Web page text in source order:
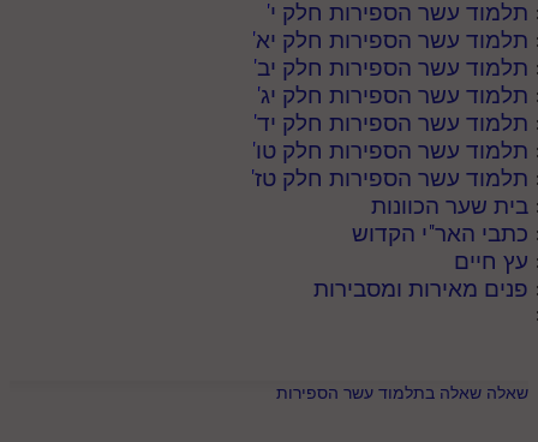
תלמוד עשר הספירות חלק י'
תלמוד עשר הספירות חלק יא'
תלמוד עשר הספירות חלק יב'
תלמוד עשר הספירות חלק יג'
תלמוד עשר הספירות חלק יד'
תלמוד עשר הספירות חלק טו'
תלמוד עשר הספירות חלק טז'
בית שער הכוונות
כתבי האר"י הקדוש
עץ חיים
פנים מאירות ומסבירות
שאלה שאלה בתלמוד עשר הספירות